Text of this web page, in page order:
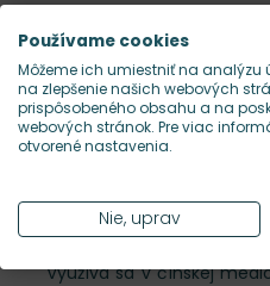
v septembri a októbri.
Sú vhodné k rezu.
svetlými listami. Prilbica
pôdy, slnečné alebo
pretože je jedovatá.
Využíva sa v čínskej
Používame cookies
Môžeme ich umiestniť na
na zlepšenie našich webových
prispôsobeného obsahu a na
webových stránok. Pre viac
otvorené nastavenia.
Nie, uprav